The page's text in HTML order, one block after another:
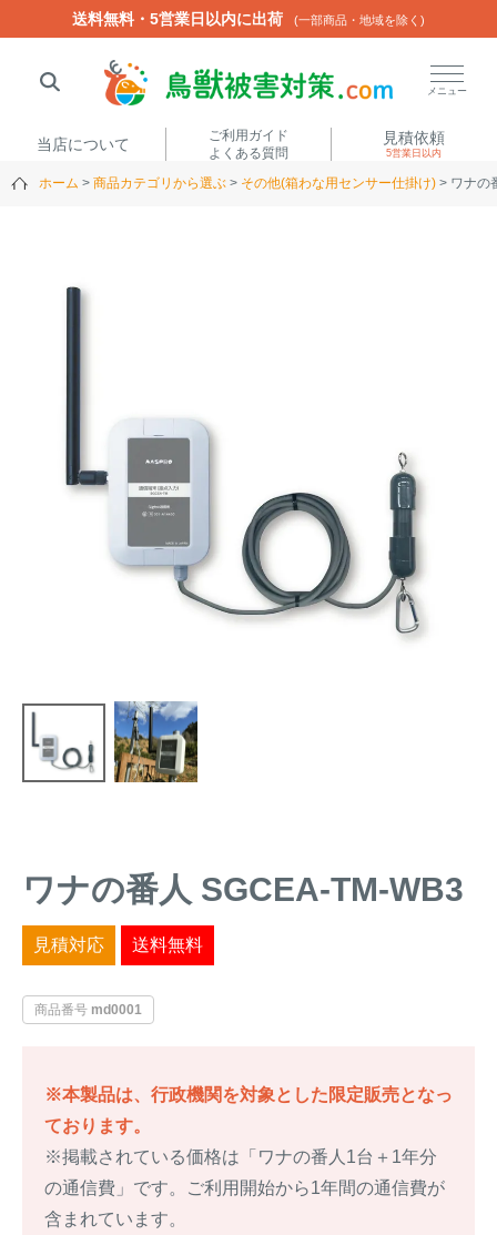
送料無料・5営業日以内に出荷 (一部商品・地域を除く)
メニュー
当店について
ご利用ガイド
よくある質問
見積依頼
5営業日以内
ホーム 商品カテゴリから選ぶ その他(箱わな用センサー仕掛け) ワナの
ワナの番人 SGCEA-TM-WB3
見積対応 送料無料
商品番号 md0001
※本製品は、行政機関を対象とした限定販売となっ
ております。
※掲載されている価格は「ワナの番人1台＋1年分
の通信費」です。ご利用開始から1年間の通信費が
含まれています。
送料無料・5営業日以内に出荷 (一部商品・地域を除く)
閉じる
電気柵
サーカメラ）
屋外防犯・監視カメ
金網柵 （ワイヤーメッシ
ュ柵等）
（アライグマ・ハ
クビシン・ネズミ等）
防獣・防鳥ネット
くくり罠（イノシシ・
シカ等）
対象動物から選ぶ
動物の種類から対策商品を選ぶ
シカ対策
アライグマ対策
タイワンリス対策
イタチ・テン・
マングース対策